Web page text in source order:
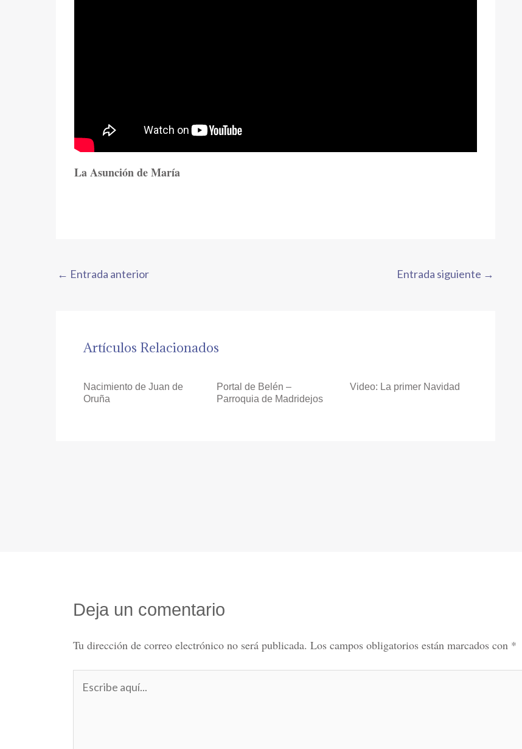
La Asunción de María
← Entrada anterior Entrada siguiente →
Artículos Relacionados
Nacimiento de Juan de
Oruña
Portal de Belén –
Parroquia de Madridejos
Video: La primer Navidad
Deja un comentario
Tu dirección de correo electrónico no será publicada. Los campos obligatorios están marcados con *
aquí...